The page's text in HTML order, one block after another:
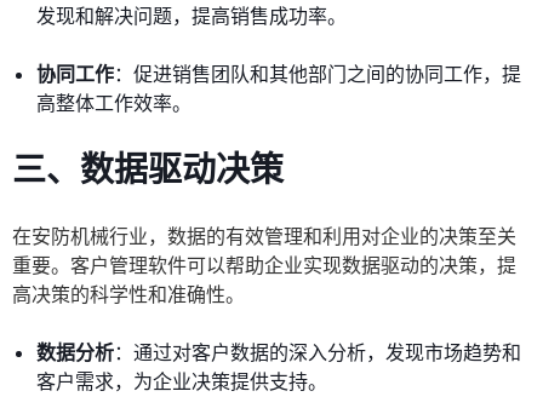
发现和解决问题，提高销售成功率。
协同工作：促进销售团队和其他部门之间的协同工作，提
高整体工作效率。
三、数据驱动决策
在安防机械行业，数据的有效管理和利用对企业的决策至关
重要。客户管理软件可以帮助企业实现数据驱动的决策，提
高决策的科学性和准确性。
数据分析：通过对客户数据的深入分析，发现市场趋势和
客户需求，为企业决策提供支持。